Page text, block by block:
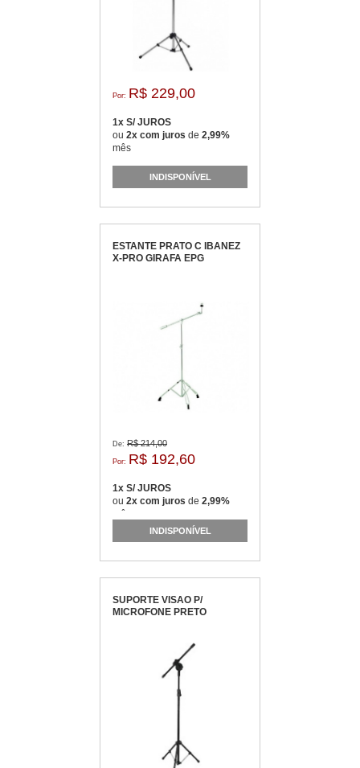
Por: R$ 229,00
1x S/ JUROS
ou 2x com juros de 2,99%
mês
INDISPONÍVEL
ESTANTE PRATO C IBANEZ
X-PRO GIRAFA EPG
De: R$ 214,00
Por: R$ 192,60
1x S/ JUROS
ou 2x com juros de 2,99%
mês
INDISPONÍVEL
SUPORTE VISAO P/
MICROFONE PRETO